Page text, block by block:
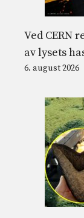
Ved CERN
av lysets
6. august 2026